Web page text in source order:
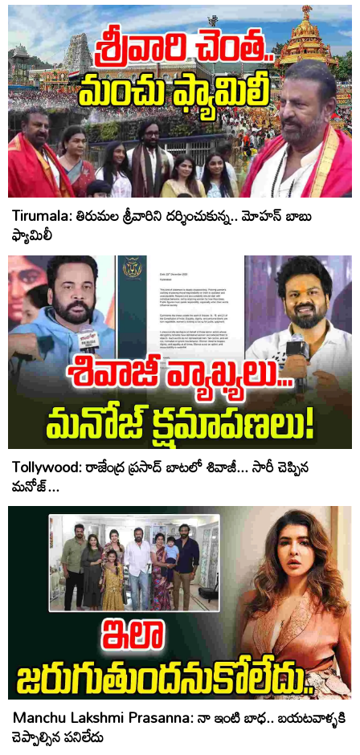
Tirumala: తిరుమ‌ల శ్రీవారిని ద‌ర్శించుకున్న.. మోహ‌న్ బాబు
ఫ్యామిలీ
Tollywood: రాజేంద్ర ప్రసాద్ బాటలో శివాజీ... సారీ చెప్పిన
మనోజ్...
Manchu Lakshmi Prasanna: నా ఇంటి బాధ.. బయటవాళ్ళకి
చెప్పాల్సిన పనిలేదు